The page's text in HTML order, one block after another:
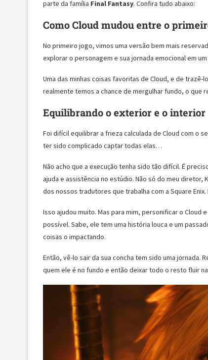
parte da família Final Fantasy. Confira tudo abaixo:
Como Cloud mudou entre o
No primeiro jogo, vimos uma versão bem mais
explorar o personagem e sua jornada emocional em
Uma das minhas coisas favoritas de Cloud, e de
realmente temos a chance de mergulhar fundo, o que
Equilibrando o exterior e o interior
Foi difícil equilibrar a frieza calculada de Cloud com o
ter sido complicado captar todas elas…
Não acho que a execução tenha sido tão difícil. É
ajuda e assistência no estúdio. Não só do meu
dos nossos tradutores que trabalha com a Square
Isso ajudou muito. Mas para mim, personificar o Cloud
possível. Sabe, ele tem uma história louca e um
coisas o impactando.
Então, vê-lo sair da sua concha tem sido uma
quem ele é no fundo e então deixar todo o resto fluir